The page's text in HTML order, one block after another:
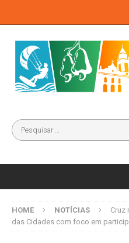
HOME NOTÍCIAS
Cruz
das Cidades com foco em